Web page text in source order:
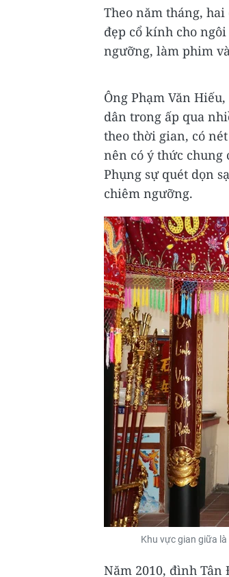
Theo năm tháng,
đẹp cổ kính cho
ngưỡng, làm phim
Ông Phạm Văn
dân trong ấp qua
theo thời gian, có
nên có ý thức chung
Phụng sự quét dọn
chiêm ngưỡng.
Khu vực gian giữa
Năm 2010, đình